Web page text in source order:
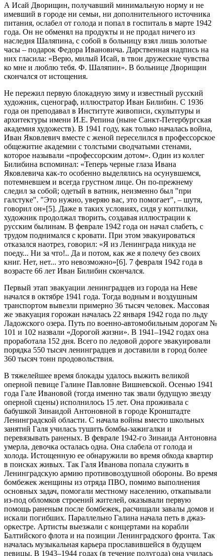
А Исай Дворищин, получавший минимальную норму и не
имевший в городе ни семьи, ни дополнительного источника
питания, ослабел от голода и попал в госпиталь в марте 1942
года. Он не обменял на продукты и не продал ничего из
наследия Шаляпина, с собой в больницу взял лишь золотые
часы – подарок Федора Ивановича. Дарственная надпись на
них гласила: «Верю, милый Исай, в твои дружеские чувства
ко мне и люблю тебя. Ф. Шаляпин». В больнице Дворищин
скончался от истощения.
Не пережил первую блокадную зиму и известный русский
художник, сценограф, иллюстратор Иван Билибин. С 1936
года он преподавал в Институте живописи, скульптуры и
архитектуры имени И.Е. Репина (ныне Санкт-Петербургская
академия художеств). В 1941 году, как только началась война,
Иван Яковлевич вместе с женой переселился в профессорское
общежитие академии с толстыми сводчатыми стенами,
которое называли «профессорским дотом». Один из коллег
Билибина вспоминал: «Теперь черные глаза Ивана
Яковлевича как-то особенно выделялись на осунувшемся,
потемневшем и всегда грустном лице. Он по-прежнему
следил за собой; одетый в ватник, неизменно был "при
галстуке". "Это нужно, уверяю вас, это помогает", – шутя,
говорил он»[5]. Даже в таких условиях, сидя у коптилки,
художник продолжал творить, создавая иллюстрации к
русским былинам. В феврале 1942 года он начал слабеть, с
трудом поднимался с кровати. При этом эвакуироваться
отказался наотрез, говорил: «Я из Ленинграда никуда не
поеду... Ни за что!.. Да и потом, как же я полечу без своих
книг. Нет, нет... это невозможно»[6]. 7 февраля 1942 года в
возрасте 66 лет Иван Билибин скончался.
Первый этап эвакуации ленинградцев из города на Неве
начался в октябре 1941 года. Тогда водным и воздушным
транспортом вывезли примерно 36 тысяч человек. Массовая
же эвакуация горожан началась 22 января 1942 года по льду
Ладожского озера. Путь по военно-автомобильным дорогам №
101 и 102 назвали «Дорогой жизни». В 1941–1942 годах она
проработала 152 дня. Всего по ледовой дороге эвакуировали
порядка 550 тысяч ленинградцев и доставили в город более
360 тысяч тонн продовольствия.
В тяжелейшее время блокады удалось выжить великой
оперной певице Галине Павловне Вишневской. Осенью 1941
года Гале Ивановой (тогда именно так звали будущую звезду
оперной сцены) исполнилось 15 лет. Она проживала с
бабушкой Зинаидой Антоновной в городе Кронштадте
Ленинградской области. С начала войны вместо школьных
занятий Галя училась тушить бомбы-зажигалки и
перевязывать раненых. В феврале 1942-го Зинаида Антоновна
умерла, девочка осталась одна. Она слабела от голода и
холода. Истощенную ее обнаружили во время обхода квартир
в поисках живых. Так Галя Иванова попала служить в
Ленинградскую армию противовоздушной обороны. Во время
бомбежек женщины из отряда ПВО, помимо выполнения
основных задач, помогали местному населению, откапывали
из-под обломков строений жителей, оказывали первую
помощь раненым после бомбежек, расчищали завалы домов и
искали погибших. Параллельно Галина начала петь в джаз-
оркестре. Артисты выезжали с концертами на корабли
Балтийского флота и на позиции Ленинградского фронта. Так
началась музыкальная карьера прославившейся в будущем
певицы. В 1943–1944 годах (в течение полугода) она училась